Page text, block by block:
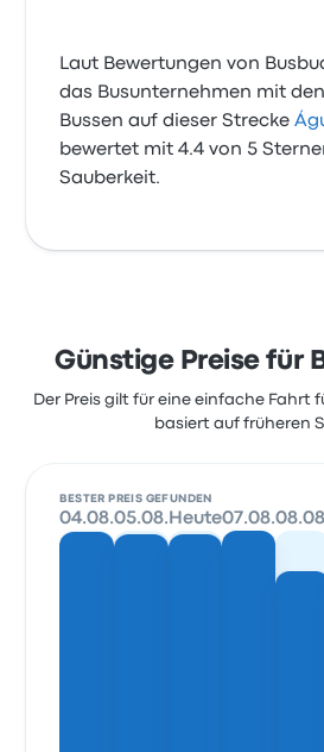
Laut Bewertungen von
das Busunternehmen mit
Bussen auf dieser Strecke
bewertet mit 4.4 von 5
Sauberkeit.
Günstige Preise für
Der Preis gilt für eine einfache Fahrt
basiert auf früheren
BESTER PREIS GEFUNDEN
04.08.05.08. Heute07.08.